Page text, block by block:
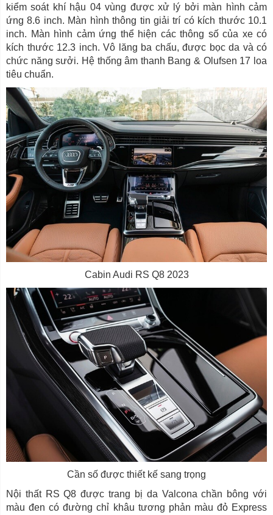
kiểm soát khí hậu 04 vùng được xử lý bởi màn hình cảm
ứng 8.6 inch. Màn hình thông tin giải trí có kích thước 10.1
inch. Màn hình cảm ứng thể hiện các thông số của xe có
kích thước 12.3 inch. Vô lăng ba chấu, được bọc da và có
chức năng sưởi. Hệ thống âm thanh Bang & Olufsen 17 loa
tiêu chuẩn.
Cabin Audi RS Q8 2023
Cần số được thiết kế sang trọng
Nội thất RS Q8 được trang bị da Valcona chần bông với
màu đen có đường chỉ khâu tương phản màu đỏ Express